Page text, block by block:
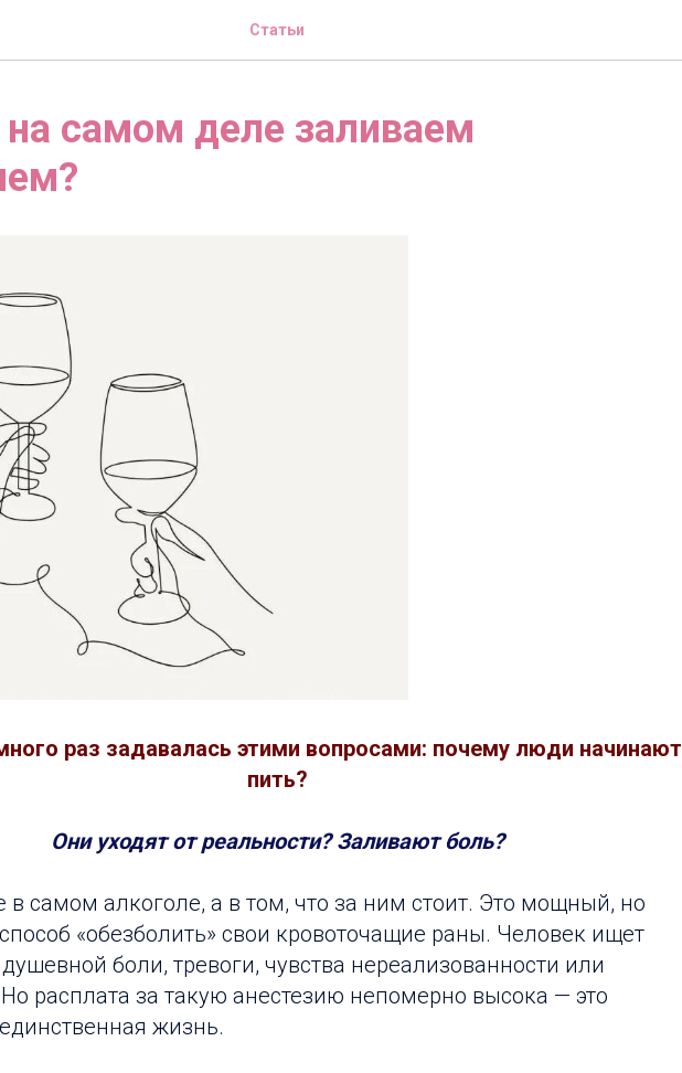
Статьи
самом деле заливаем
раз задавалась этими вопросами: почему люди начинают
пить?
Они уходят от реальности? Заливают боль?
в самом алкоголе, а в том, что за ним стоит. Это мощный, но
«обезболить» свои кровоточащие раны. Человек ищет
боли, тревоги, чувства нереализованности или
расплата за такую анестезию непомерно высока — это
жизнь.